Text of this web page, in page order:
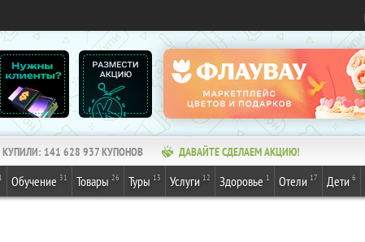
КУПИЛИ: 141 628 937КУПОНОВ ДАВАЙТЕ СДЕЛАЕМ АКЦИЮ!
1 Обучение 31 Товары 26 Туры 13 Услуги 12 Здоровье 1 Отели 17 Дети 6